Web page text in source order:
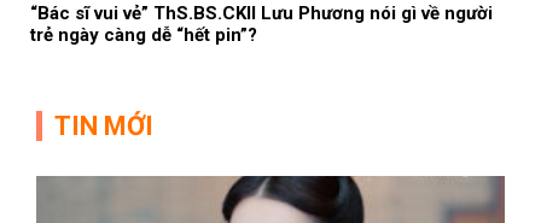
“Bác sĩ vui vẻ” ThS.BS.CKII Lưu Phương nói gì về người
trẻ ngày càng dễ “hết pin”?
TIN MỚI